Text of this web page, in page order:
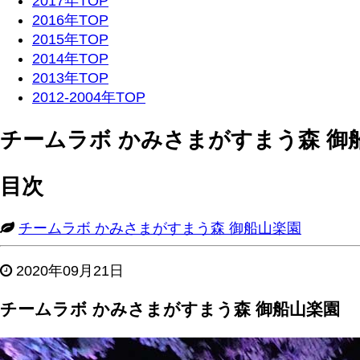
2016年TOP
2015年TOP
2014年TOP
2013年TOP
2012-2004年TOP
チームラボ かみさまがすまう森 御
目次
チームラボ かみさまがすまう森 御船山楽園
2020年09月21日
チームラボ かみさまがすまう森 御船山楽園